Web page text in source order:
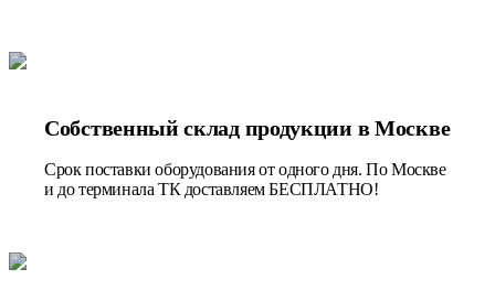
Собственный склад продукции в Москве
Срок поставки оборудования от одного дня. По Москве
и до терминала ТК доставляем БЕСПЛАТНО!